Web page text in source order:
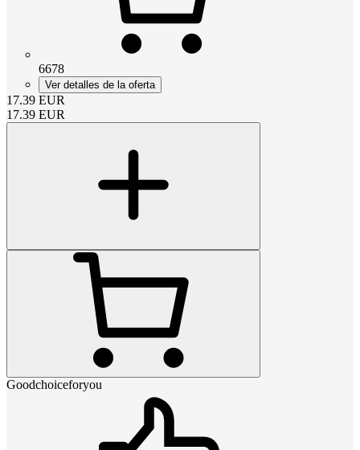
6678
Ver detalles de la oferta
17.39 EUR
17.39 EUR
Goodchoiceforyou